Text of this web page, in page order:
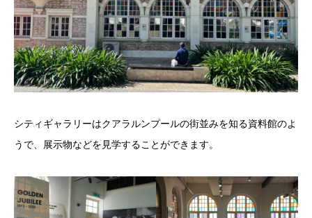
シティギャラリーはクアラルンプールの街並みを知る資料館のよ
うで、展示物などを見学することができます。